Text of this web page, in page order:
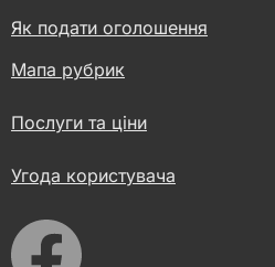
Як подати оголошення
Мапа рубрик
Послуги та ціни
Угода користувача